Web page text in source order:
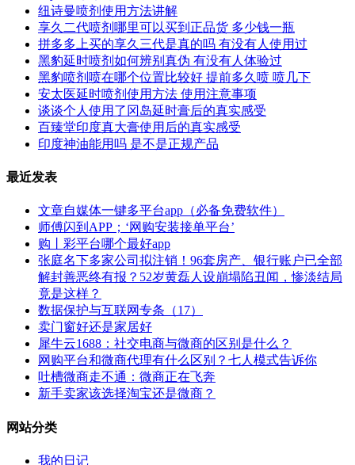
纽诗曼喷剂使用方法讲解
享久二代喷剂哪里可以买到正品货 多少钱一瓶
拼多多上买的享久三代是真的吗 有没有人使用过
黑豹延时喷剂如何辨别真伪 有没有人体验过
黑豹喷剂喷在哪个位置比较好 提前多久喷 喷几下
安太医延时喷剂使用方法 使用注意事项
谈谈个人使用了冈岛延时膏后的真实感受
百臻堂印度真大膏使用后的真实感受
印度神油能用吗 是不是正规产品
最近发表
文章自媒体一键多平台app（必备免费软件）
师傅闪到APP；‘网购安装接单平台’
购丨彩平台哪个最好app
张庭名下多家公司拟注销！96套房产、银行账户已全部
解封善恶终有报？52岁黄磊人设崩塌陷丑闻，惨淡结局
竟是这样？
数据保护与互联网专条（17）
卖门窗好还是家居好
犀牛云1688：社交电商与微商的区别是什么？
网购平台和微商代理有什么区别？七人模式告诉你
吐槽微商走不通：微商正在飞奔
新手卖家该选择淘宝还是微商？
网站分类
我的日记